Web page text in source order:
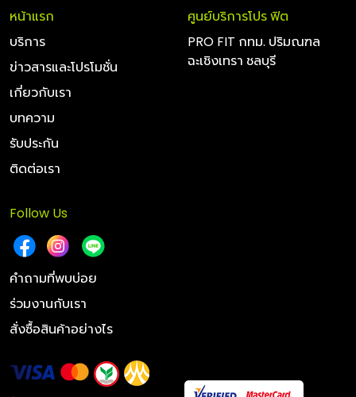
หน้าแรก
บริการ
ข่าวสารและโปรโมชั่น
เกี่ยวกับเรา
บทความ
รับประกัน
ติดต่อเรา
ศูนย์บริการโปร ฟิต
PRO FIT กทม. ปริมณฑล
ฉะเชิงเทรา ชลบุรี
Follow Us
คำถามที่พบบ่อย
ร่วมงานกับเรา
สั่งซื้อสินค้าอย่างไร